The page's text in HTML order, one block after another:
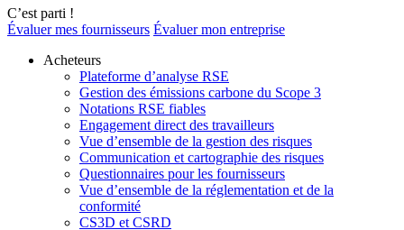
C’est parti !
Évaluer mes fournisseurs Évaluer mon entreprise
Acheteurs
Plateforme d’analyse RSE
Gestion des émissions carbone du Scope 3
Notations RSE fiables
Engagement direct des travailleurs
Vue d’ensemble de la gestion des risques
Communication et cartographie des risques
Questionnaires pour les fournisseurs
Vue d’ensemble de la réglementation et de la
conformité
CS3D et CSRD